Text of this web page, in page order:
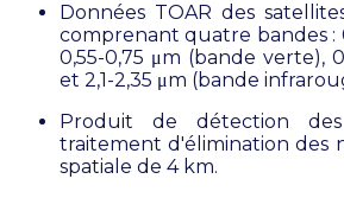
Données TOAR des
comprenant quatre bandes :
0,55-0,75 μm (bande verte),
et 2,1-2,35 μm (bande
Produit de détection
traitement d'élimination des
spatiale de 4 km.